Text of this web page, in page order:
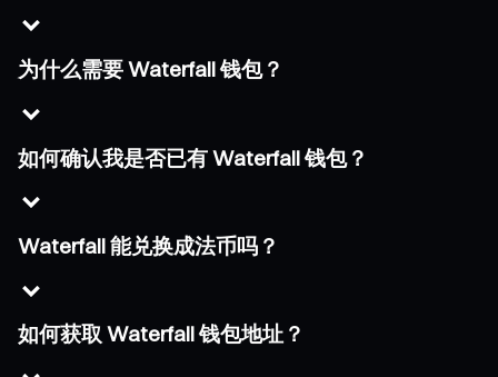
为什么需要 Waterfall 钱包？
如何确认我是否已有 Waterfall 钱包？
Waterfall 能兑换成法币吗？
如何获取 Waterfall 钱包地址？